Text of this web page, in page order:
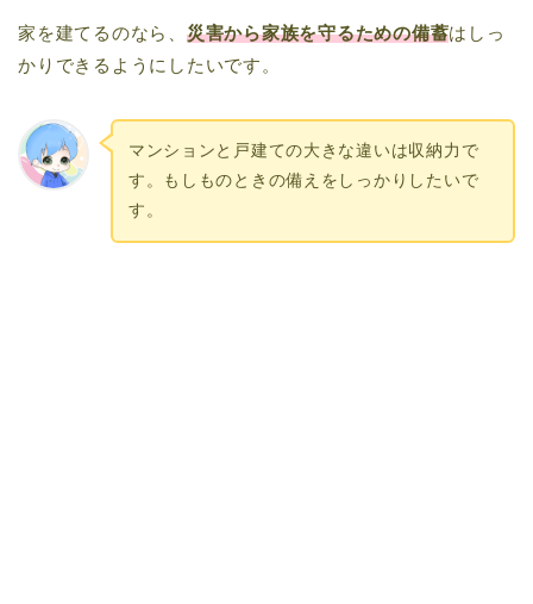
家を建てるのなら、 災害から家族を守るための備蓄はしっ
かりできるようにしたいです。
マンションと戸建ての大きな違いは収納力で
す。もしものときの備えをしっかりしたいで
す。